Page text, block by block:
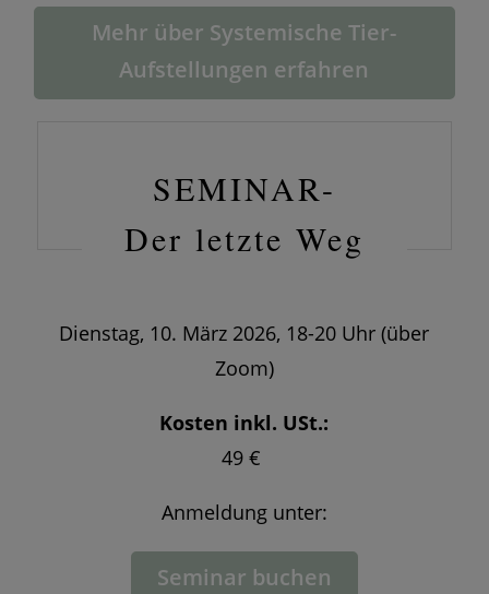
Mehr über Systemische Tier-
Aufstellungen erfahren
SEMINAR-
Der letzte Weg
Dienstag, 10. März 2026, 18-20 Uhr (über
Zoom)
Kosten inkl. USt.:
49 €
Anmeldung unter:
Seminar buchen